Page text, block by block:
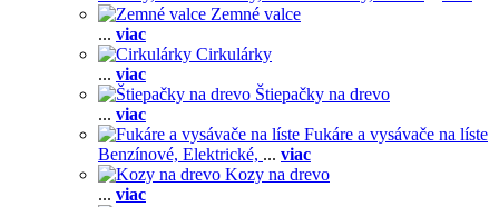
Zemné valce
... viac
Cirkulárky
... viac
Štiepačky na drevo
... viac
Fukáre a vysávače na líste
Benzínové, Elektrické, ... viac
Kozy na drevo
... viac